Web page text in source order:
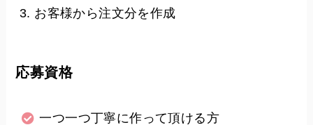
お客様から注文分を作成
応募資格
一つ一つ丁寧に作って頂ける方